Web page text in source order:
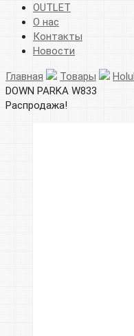
OUTLET
О нас
Контакты
Новости
Главная Товары
DOWN PARKA W833
Распродажа!